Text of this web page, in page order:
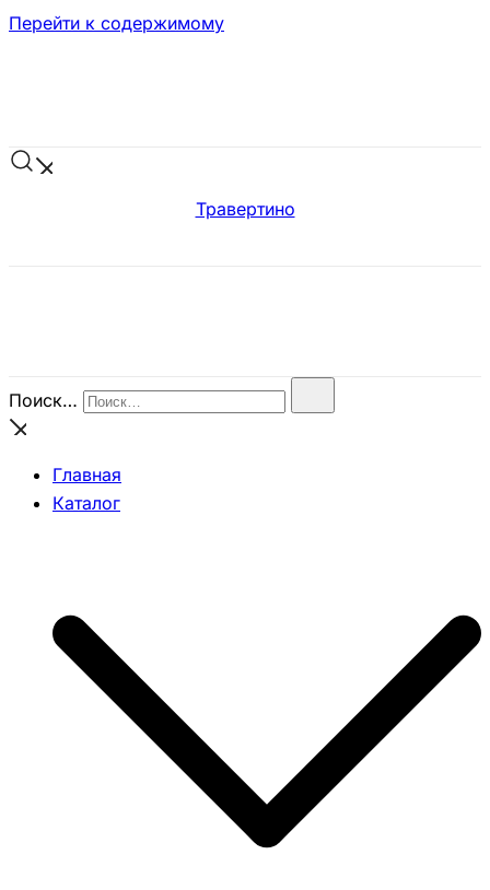
Перейти к содержимому
Травертино
Поиск…
Главная
Каталог